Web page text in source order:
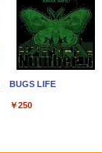
【2026年アップグレー
レスイヤホン
ゥースHi-Fi 最大36時間
BUGS LIFE
￥250